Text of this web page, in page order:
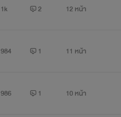
1k 2 12 หน้า
984 1 11 หน้า
986 1 10 หน้า